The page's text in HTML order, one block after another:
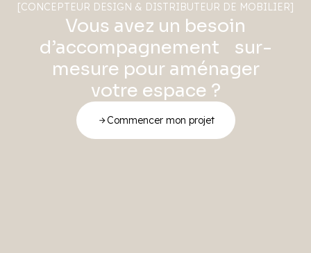
[CONCEPTEUR DESIGN & DISTRIBUTEUR DE MOBILIER]
Vous avez un besoin
d’accompagnement sur-
mesure pour aménager
votre espace ?
Commencer mon projet